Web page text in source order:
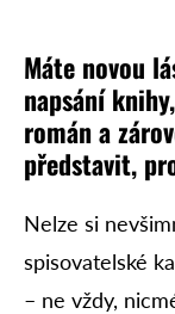
Máte novou
napsání
román a
představit,
Nelze si
spisovatelské
– ne vždy,